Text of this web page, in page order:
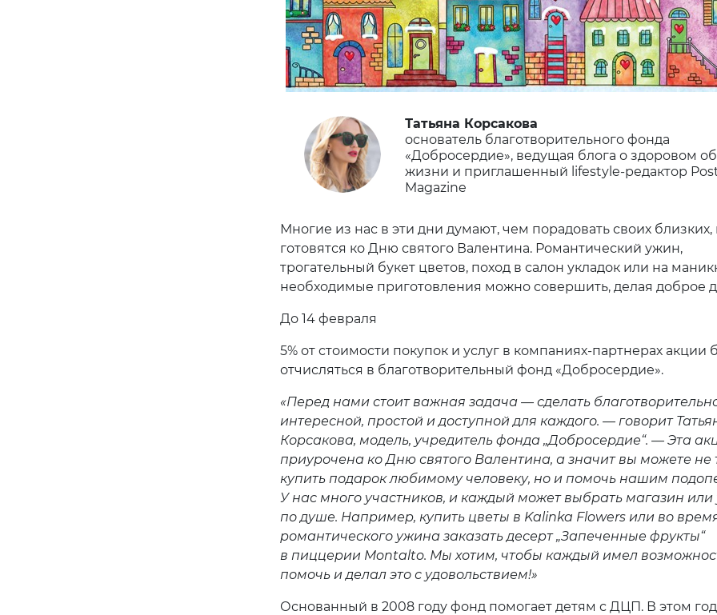
Татьяна Корсакова
основатель благотворительного фонда
«Добросердие», ведущая блога о здоровом
жизни и приглашенный lifestyle-редактор
Magazine
Многие из нас в эти дни думают, чем порадовать своих близких,
готовятся ко Дню святого Валентина. Романтический ужин,
трогательный букет цветов, поход в салон укладок или на
необходимые приготовления можно совершить, делая доброе
До 14 февраля
5% от стоимости покупок и услуг в компаниях-партнерах акции
отчисляться в благотворительный фонд «Добросердие».
«Перед нами стоит важная задача — сделать
интересной, простой и доступной для каждого. — говорит
Корсакова, модель, учредитель фонда „Добросердие“. — Эта
приурочена ко Дню святого Валентина, а значит вы можете не
купить подарок любимому человеку, но и помочь нашим
У нас много участников, и каждый может выбрать магазин или
по душе. Например, купить цветы в Kalinka Flowers или во
романтического ужина заказать десерт „Запеченные фрукты“
в пиццерии Montalto. Мы хотим, чтобы каждый имел
помочь и делал это с удовольствием!»
Основанный в 2008 году фонд помогает детям с ДЦП. В этом